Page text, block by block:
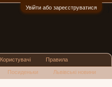
Увійти або зареєструватися
Користувачі Правила
Посиденьки Львівські новини